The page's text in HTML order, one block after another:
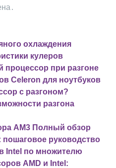
охлаждения
кулеров
процессор при разгоне
Celeron для ноутбуков
с разгоном?
разгона
AM3 Полный обзор
пошаговое руководство
Intel по множителю
AMD и Intel: